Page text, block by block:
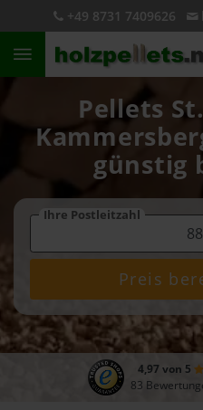
+49 8731 7409626
Pellets
günstig
Ihre Postleitzahl
Preis
4,97 von 5
83